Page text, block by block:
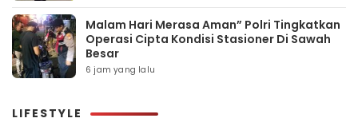
Malam Hari Merasa Aman” Polri Tingkatkan
Operasi Cipta Kondisi Stasioner Di Sawah
Besar
6 jam yang lalu
LIFESTYLE